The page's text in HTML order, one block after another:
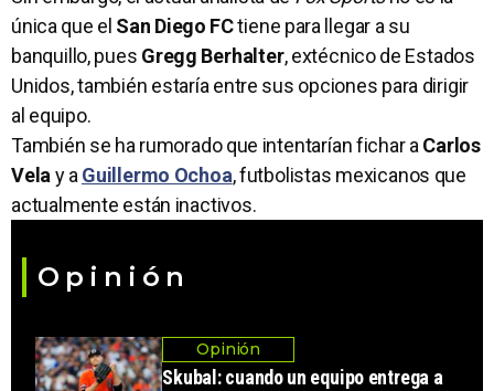
única que el San Diego FCtiene para llegar a su
banquillo, pues Gregg Berhalter, extécnico de Estados
Unidos, también estaría entre sus opciones para dirigir
al equipo.
También se ha rumorado que intentarían fichar a Carlos
Vela y a Guillermo Ochoa, futbolistas mexicanos que
actualmente están inactivos.
Opinión
Opinión
Skubal: cuando un equipo entrega a